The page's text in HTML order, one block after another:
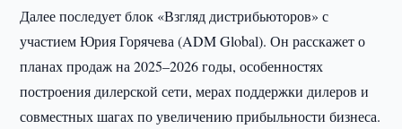
Далее последует блок «Взгляд дистрибьюторов» с
участием Юрия Горячева (ADM Global). Он расскажет о
планах продаж на 2025–2026 годы, особенностях
построения дилерской сети, мерах поддержки дилеров и
совместных шагах по увеличению прибыльности бизнеса.